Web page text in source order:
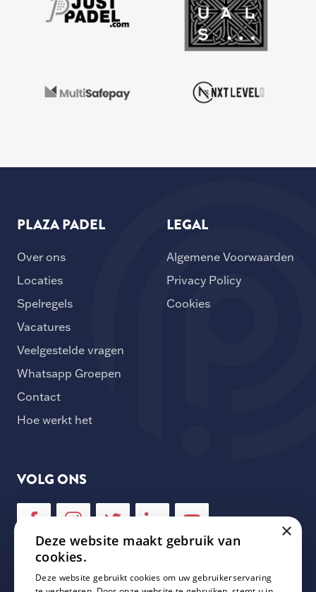
PLAZA PADEL
Over ons
Locaties
Spelregels
Vacatures
Veelgestelde vragen
Whatsapp Groepen
Contact
Hoe werkt het
LEGAL
Algemene Voorwaarden
Privacy Policy
Cookies
VOLG ONS
NIEUWSBRIEF
×
Deze website maakt gebruik van
cookies.
Deze website gebruikt cookies om uw gebruikerservaring